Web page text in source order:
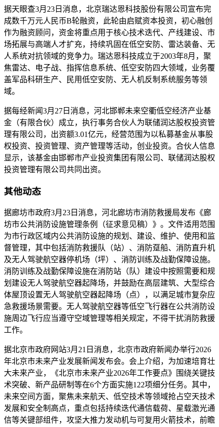
据天眼查3月23日消息，北京瑞达恩科技股份有限公司宣布完
成数千万元人民币B轮融资，此轮由启赋资本投资，初心融创
作为融资顾问，资金将重点用于核心技术迭代、产线建设、市
场拓展与高端人才扩充，持续巩固在低空安防、雷达装备、无
人系统对抗领域的竞争力。瑞达恩科技成立于2003年8月，聚
焦雷达、电子战、指挥信息系统、低空安防四大领域，业务覆
盖军品科研生产、民用低空安防、无人机反制系统服务等领
域。
据每经新闻3月27日消息，河北邯郸未来空衢低空经济产业基
金（有限合伙）成立，执行事务合伙人为联储润达股权投资管
理有限公司，出资额3.01亿元，经营范围为以私募基金从事股
权投资、投资管理、资产管理等活动，创业投资。合伙人信息
显示，该基金由邯郸市产业投资集团有限公司、联储润达股权
投资管理有限公司共同出资。
其他动态
据廊坊市政府3月23日消息，河北廊坊市消防救援局发布《廊
坊市公共消防设施管理条例（征求意见稿）》。文件适用范围
为市行政区域内公共消防设施的规划、建设、维护、使用和监
督管理，其中包括消防救援队（站）、消防趸船、消防直升机
及无人驾驶航空器停机场（坪）、消防训练及战勤保障设施。
消防训练及战勤保障设施在消防站（队）建设中按照需要和规
划建设无人驾驶航空器起降场，并鼓励在高层建筑、大型综合
体屋顶设置无人驾驶航空器起降场（点），以满足城市复杂应
急救援场景需要。无人驾驶航空器等低空飞行器在公共消防设
施周边飞行应当遵守空域管理等相关规定，不得干扰消防救援
工作。
据北京市政府网站3月21日消息，北京市政府新闻办举行2026
年北京市未来产业发展新闻发布会。会上介绍，为加速培育壮
大未来产业，《北京市未来产业2026年工作要点》围绕关键技
术突破、新产品研制等在6个方面实施122项细分任务。其中，
未来空间方面，聚焦未来航天、低空技术等领域抢占空天技术
发展和安全制高点，重点包括持续迭代通信载荷、星载激光通
信等关键部组件，攻坚大推力发动机与可复用火箭技术，前瞻